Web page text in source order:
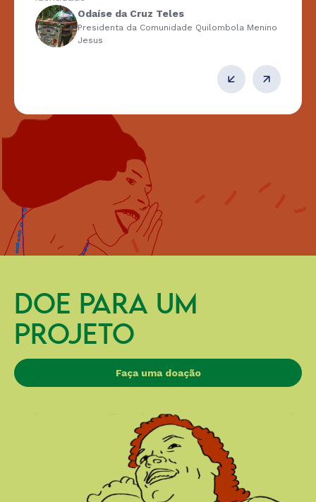
Odaíse da Cruz Teles
Presidenta da Comunidade Quilombola Menino
Jesus
DOE PARA UM
PROJETO
Faça uma doação